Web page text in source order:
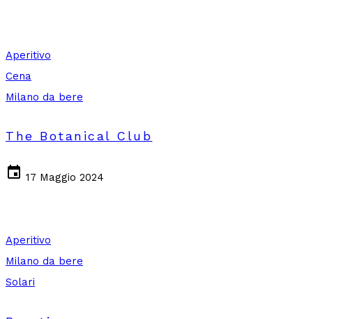
Aperitivo
Cena
Milano da bere
The Botanical Club
event 17 Maggio 2024
Aperitivo
Milano da bere
Solari